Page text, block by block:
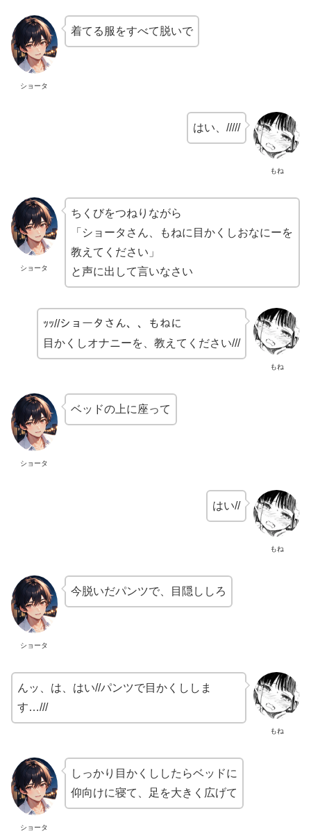
ショータ
着てる服をすべて脱いで
もね
はい、/////
ショータ
ちくびをつねりながら
「ショータさん、もねに目かくしおなにーを
教えてください」
と声に出して言いなさい
もね
ｯｯ//ショータさん、、もねに
目かくしオナニーを、教えてください///
ショータ
ベッドの上に座って
もね
はい//
ショータ
今脱いだパンツで、目隠ししろ
もね
んッ、は、はい//パンツで目かくししま
す…///
ショータ
しっかり目かくししたらベッドに
仰向けに寝て、足を大きく広げて